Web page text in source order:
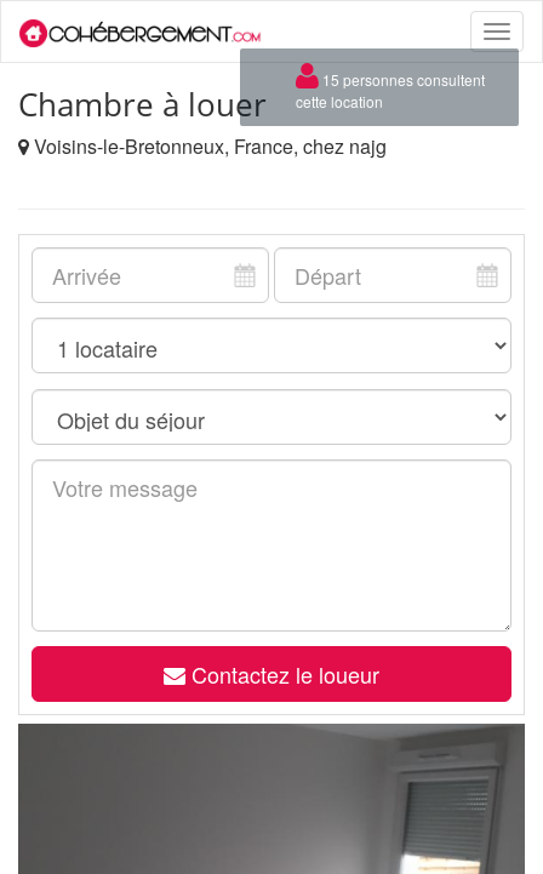
Toggle
Chambre à louer
Voisins-le-Bretonneux, France, chez najg
Contactez le loueur
×
15 personnes consultent
cette location